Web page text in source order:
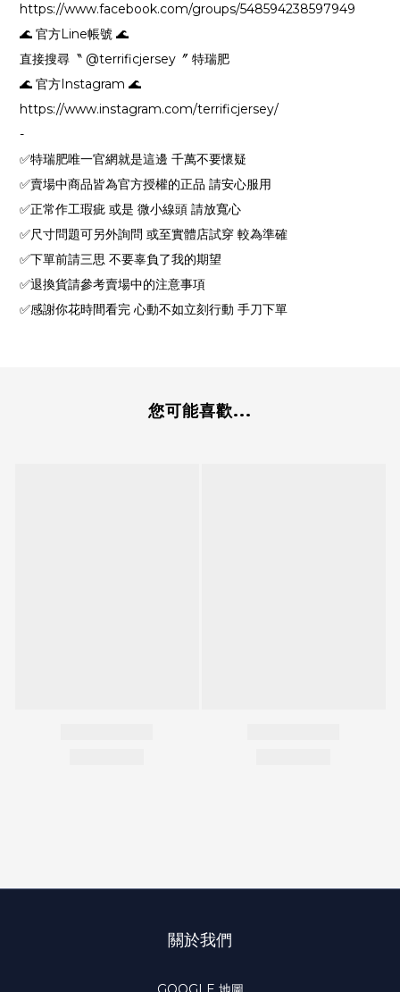
https://www.facebook.com/groups/548594238597949
🌊 官方Line帳號 🌊
直接搜尋〝 @terrificjersey〞 特瑞肥
🌊 官方Instagram 🌊
https://www.instagram.com/terrificjersey/
-
✅特瑞肥唯一官網就是這邊 千萬不要懷疑
✅賣場中商品皆為官方授權的正品 請安心服用
✅正常作工瑕疵 或是 微小線頭 請放寬心
✅尺寸問題可另外詢問 或至實體店試穿 較為準確
✅下單前請三思 不要辜負了我的期望
✅退換貨請參考賣場中的注意事項
✅感謝你花時間看完 心動不如立刻行動 手刀下單
您可能喜歡...
關於我們